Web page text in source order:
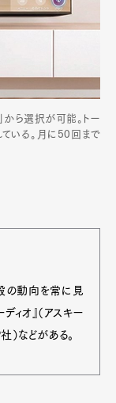
から選択が可能。トー
いる。月に50回まで
の動向を常に見
オ』（アスキー
）などがある。